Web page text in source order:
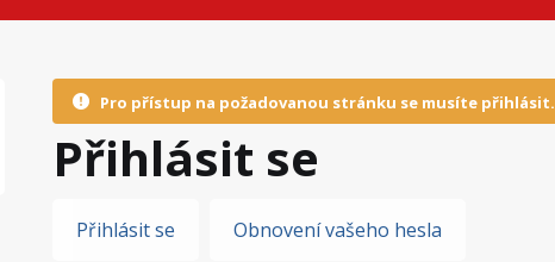
Pro přístup na požadovanou stránku se musíte přihlásit.
Přihlásit se
Hlavní
Přihlásit se Obnovení vašeho hesla